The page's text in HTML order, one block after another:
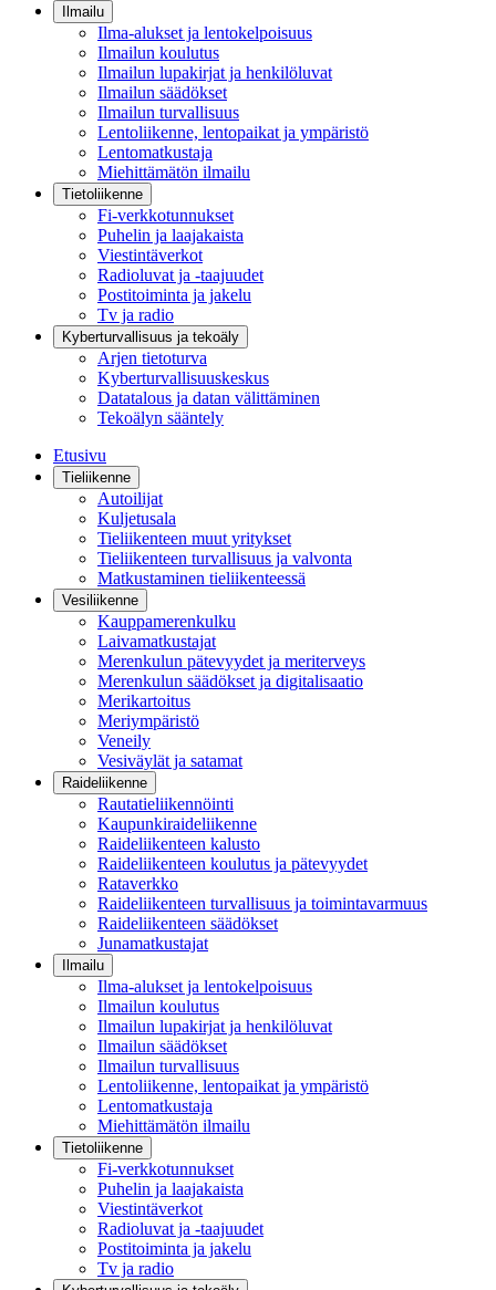
Ilmailu
Ilma-alukset ja lentokelpoisuus
Ilmailun koulutus
Ilmailun lupakirjat ja henkilöluvat
Ilmailun säädökset
Ilmailun turvallisuus
Lentoliikenne, lentopaikat ja ympäristö
Lentomatkustaja
Miehittämätön ilmailu
Tietoliikenne
Fi-verkkotunnukset
Puhelin ja laajakaista
Viestintäverkot
Radioluvat ja -taajuudet
Postitoiminta ja jakelu
Tv ja radio
Kyberturvallisuus ja tekoäly
Arjen tietoturva
Kyberturvallisuuskeskus
Datatalous ja datan välittäminen
Tekoälyn sääntely
Etusivu
Tieliikenne
Autoilijat
Kuljetusala
Tieliikenteen muut yritykset
Tieliikenteen turvallisuus ja valvonta
Matkustaminen tieliikenteessä
Vesiliikenne
Kauppamerenkulku
Laivamatkustajat
Merenkulun pätevyydet ja meriterveys
Merenkulun säädökset ja digitalisaatio
Merikartoitus
Meriympäristö
Veneily
Vesiväylät ja satamat
Raideliikenne
Rautatieliikennöinti
Kaupunkiraideliikenne
Raideliikenteen kalusto
Raideliikenteen koulutus ja pätevyydet
Rataverkko
Raideliikenteen turvallisuus ja toimintavarmuus
Raideliikenteen säädökset
Junamatkustajat
Ilmailu
Ilma-alukset ja lentokelpoisuus
Ilmailun koulutus
Ilmailun lupakirjat ja henkilöluvat
Ilmailun säädökset
Ilmailun turvallisuus
Lentoliikenne, lentopaikat ja ympäristö
Lentomatkustaja
Miehittämätön ilmailu
Tietoliikenne
Fi-verkkotunnukset
Puhelin ja laajakaista
Viestintäverkot
Radioluvat ja -taajuudet
Postitoiminta ja jakelu
Tv ja radio